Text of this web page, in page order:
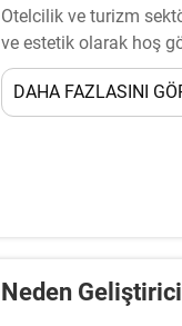
Otelcilik ve turizm
ve estetik olarak hoş
yenilikçi çözümler
DAHA FAZLASINI
Neden